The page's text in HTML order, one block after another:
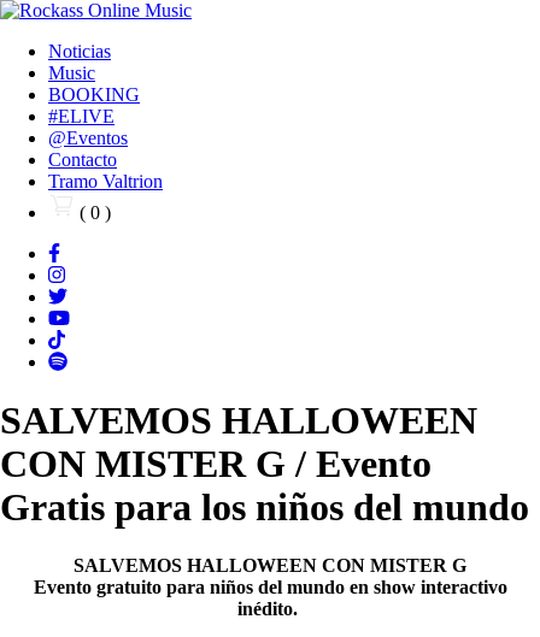
Noticias
Music
BOOKING
#ELIVE
@Eventos
Contacto
Tramo Valtrion
( 0 )
SALVEMOS HALLOWEEN
CON MISTER G / Evento
Gratis para los niños del mundo
SALVEMOS HALLOWEEN CON MISTER G
Evento gratuito para niños del mundo en show interactivo
inédito.